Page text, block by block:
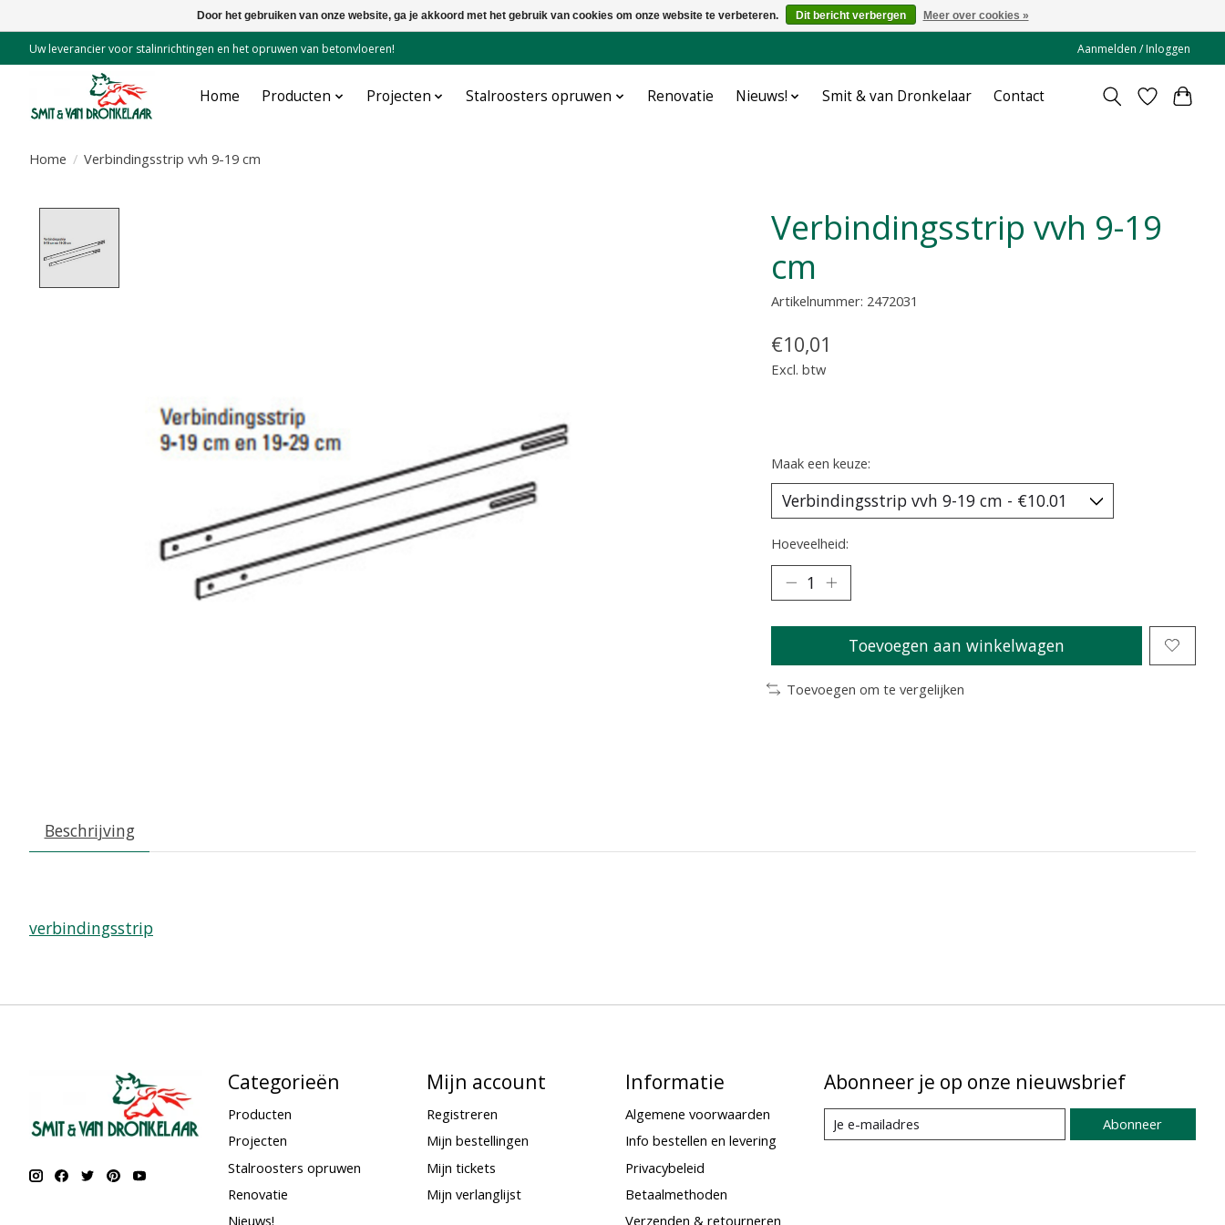
Uw leverancier voor stalinrichtingen en het opruwen van betonvloeren! Aanmelden / Inloggen
Home Producten Projecten Stalroosters opruwen Renovatie Nieuws! Smit & van Dronkelaar Contact
Home / Verbindingsstrip vvh 9-19 cm
Verbindingsstrip vvh 9-19
cm
Artikelnummer: 2472031
€10,01
Excl. btw
Maak een keuze:
Hoeveelheid:
Toevoegen aan winkelwagen
Toevoegen om te vergelijken
Beschrijving
verbindingsstrip
Categorieën
Producten
Projecten
Stalroosters opruwen
Renovatie
Nieuws!
Mijn account
Registreren
Mijn bestellingen
Mijn tickets
Mijn verlanglijst
Informatie
Algemene voorwaarden
Info bestellen en levering
Privacybeleid
Betaalmethoden
Verzenden & retourneren
Abonneer je op onze nieuwsbrief
Abonneer
Door het gebruiken van onze website, ga je akkoord met het gebruik van cookies om onze website te verbeteren. Dit bericht verbergen Meer over cookies »